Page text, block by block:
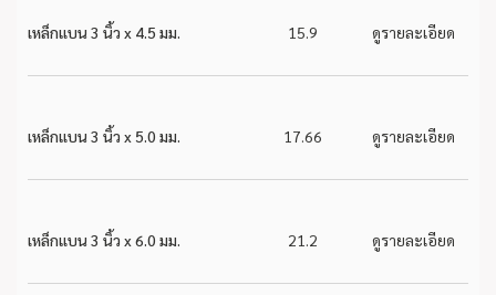
เหล็กแบน 3 นิ้ว x 4.5 มม. 15.9 ดูรายละเอียด
เหล็กแบน 3 นิ้ว x 5.0 มม. 17.66 ดูรายละเอียด
เหล็กแบน 3 นิ้ว x 6.0 มม. 21.2 ดูรายละเอียด